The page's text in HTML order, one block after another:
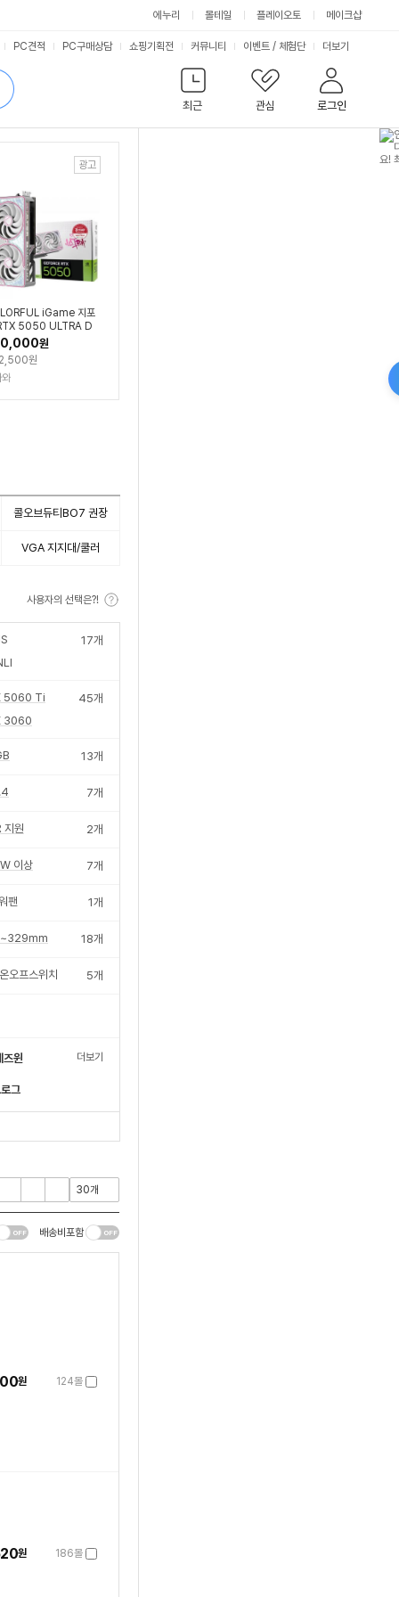
에누리 몰테일 플레이오토
메이크샵
최근
관심 로그인
PC견적 PC구매상담 쇼핑기획전 커뮤니티 이벤트 / 체험단 서
비
스
더보기
iGame 지포
5050 ULTRA D
OC White D6 8GB
정보
원
2,500원
와
콜오브듀티BO7 권장
VGA 지지대/쿨러
사용자의 선택은?!
17개
5060 Ti
3060
45개
13개
7개
지원 2개
이상 7개
팬 1개
18개
오프스위치 5개
더보기
윈
그
배송비포함
124몰
원
186몰
원